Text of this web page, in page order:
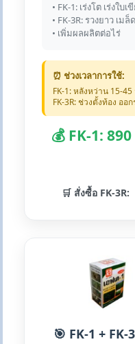
• FK-1: เร่งโต เร่งใบ
• FK-3R: รวงยาว เม
• เพิ่มผลผลิตต่อไร่
⏰ ช่วงเวลาการใช้:
FK-1: หลังหว่าน 15-
FK-3R: ช่วงตั้งท้อง อ
💰 FK-1:
🛒 สั่งซื้อ FK-3R:
🎯 FK-1 +